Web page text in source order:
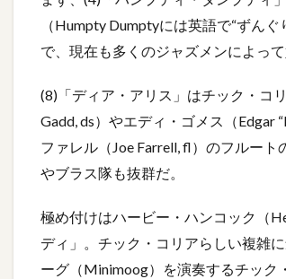
（Humpty Dumptyには英語で“ずん
で、現在も多くのジャズメンによっ
(8)「ディア・アリス」はチック・コ
Gadd, ds）やエディ・ゴメス（Edgar
ファレル（Joe Farrell, fl）のフルー
やブラス隊も抜群だ。
極め付けはハービー・ハンコック（
ディ」。チック・コリアらしい複雑
ーグ（Minimoog）を演奏するチック